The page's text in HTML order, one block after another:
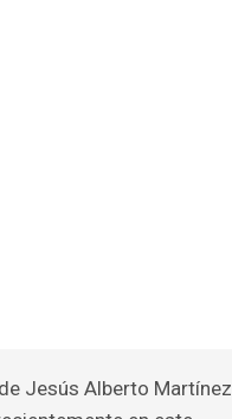
Jesús Alberto Martínez